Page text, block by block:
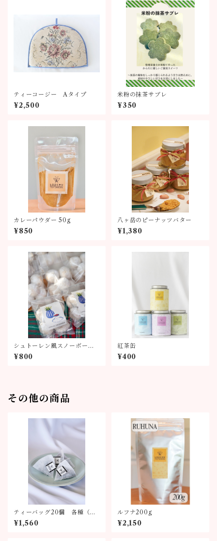
ティーコージー Aタイプ
¥2,500
米粉の抹茶サブレ
¥350
カレーパウダー 50g
¥850
八ヶ岳のピーナッツバター
¥1,380
シュトーレン風スノーボール
クッキー
¥800
紅茶缶
¥400
その他の商品
ティーバッグ20個 各種（全
6種類）
¥1,560
ルフナ200g
¥2,150